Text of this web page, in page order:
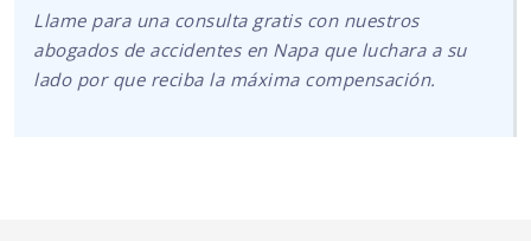
Llame para una consulta gratis con nuestros
abogados de accidentes en Napa que luchara a su
lado por que reciba la máxima compensación.